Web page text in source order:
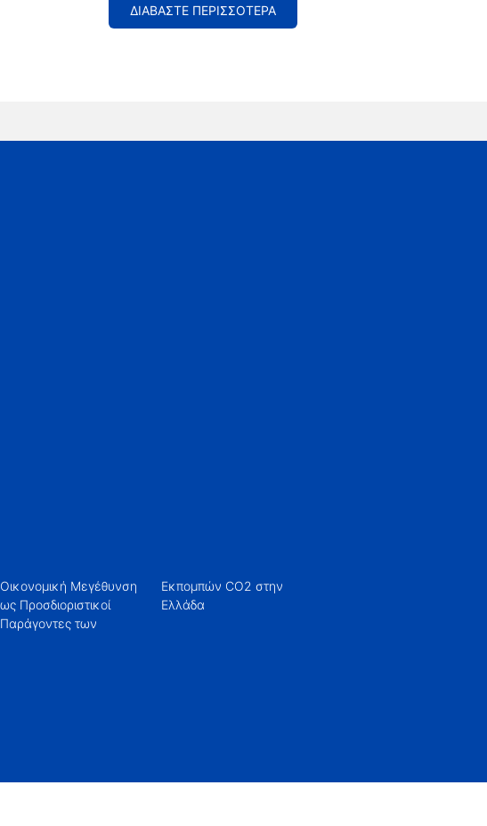
ΔΙΑΒΑΣΤΕ ΠΕΡΙΣΣΟΤΕΡΑ
Οικονομική Μεγέθυνση
Εκπομπών CO2 στην
Ελλάδα